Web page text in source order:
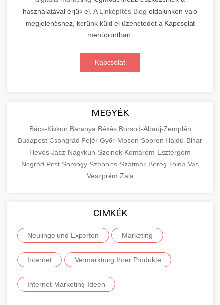
használatával érjük el. A Linképítés Blog oldalunkon való
megjelenéshez, kérünk küld el üzenetedet a Kapcsolat
menüpontban.
Kapcsolat
MEGYÉK
Bács-Kiskun Baranya Békés Borsod-Abaúj-Zemplén
Budapest Csongrád Fejér Győr-Moson-Sopron Hajdú-Bihar
Heves Jász-Nagykun-Szolnok Komárom-Esztergom
Nógrád Pest Somogy Szabolcs-Szatmár-Bereg Tolna Vas
Veszprém Zala
CIMKÉK
Neulinge und Experten Marketing
Internet Vermarktung Ihrer Produkte
Internet-Marketing-Ideen